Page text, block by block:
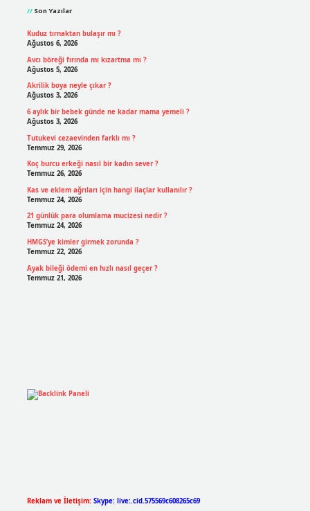
Son Yazılar
Kuduz tırnaktan bulaşır mı ?
Ağustos 6, 2026
Avcı böreği fırında mı kızartma mı ?
Ağustos 5, 2026
Akrilik boya neyle çıkar ?
Ağustos 3, 2026
6 aylık bir bebek günde ne kadar mama yemeli ?
Ağustos 3, 2026
Tutukevi cezaevinden farklı mı ?
Temmuz 29, 2026
Koç burcu erkeği nasıl bir kadın sever ?
Temmuz 26, 2026
Kas ve eklem ağrıları için hangi ilaçlar kullanılır ?
Temmuz 24, 2026
21 günlük para olumlama mucizesi nedir ?
Temmuz 24, 2026
HMGS’ye kimler girmek zorunda ?
Temmuz 22, 2026
Ayak bileği ödemi en hızlı nasıl geçer ?
Temmuz 21, 2026
Reklam ve İletişim: Skype: live:.cid.575569c608265c69